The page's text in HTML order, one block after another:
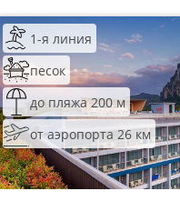
1-я линия
песок
до пляжа 200 м
от аэропорта 26 км